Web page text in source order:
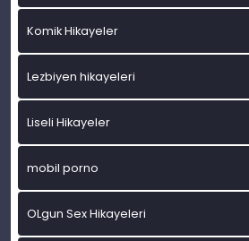
Komik Hikayeler
Lezbiyen hikayeleri
Liseli Hikayeler
mobil porno
OLgun Sex Hikayeleri